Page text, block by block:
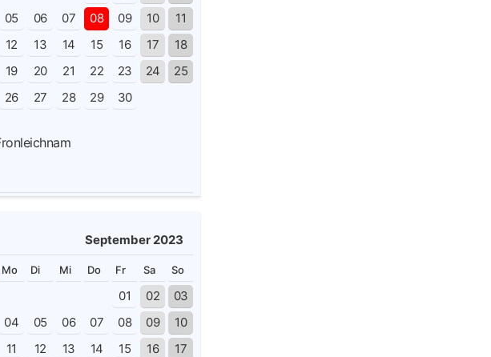
05 06 07 08 09 10 11
12 13 14 15 16 17 18
19 20 21 22 23 24 25
26 27 28 29 30
September 2023
Mo Di Mi Do Fr Sa So
01 02 03
04 05 06 07 08 09 10
11 12 13 14 15 16 17